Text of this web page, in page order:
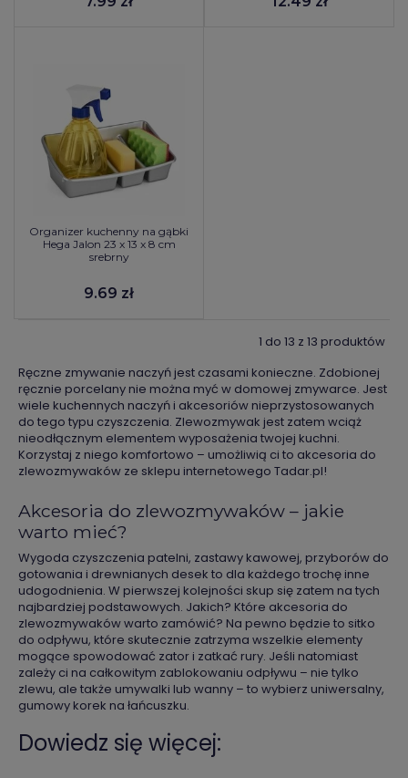
Organizer kuchenny na gąbki
Hega Jalon 23 x 13 x 8 cm
srebrny
9.69 zł
1 do 13 z 13 produktów
Ręczne zmywanie naczyń jest czasami konieczne. Zdobionej
ręcznie porcelany nie można myć w domowej zmywarce. Jest
wiele kuchennych naczyń i akcesoriów nieprzystosowanych
do tego typu czyszczenia. Zlewozmywak jest zatem wciąż
nieodłącznym elementem wyposażenia twojej kuchni.
Korzystaj z niego komfortowo – umożliwią ci to akcesoria do
zlewozmywaków ze sklepu internetowego Tadar.pl!
Akcesoria do zlewozmywaków – jakie
warto mieć?
Wygoda czyszczenia patelni, zastawy kawowej, przyborów do
gotowania i drewnianych desek to dla każdego trochę inne
udogodnienia. W pierwszej kolejności skup się zatem na tych
najbardziej podstawowych. Jakich? Które akcesoria do
zlewozmywaków warto zamówić? Na pewno będzie to sitko
do odpływu, które skutecznie zatrzyma wszelkie elementy
mogące spowodować zator i zatkać rury. Jeśli natomiast
zależy ci na całkowitym zablokowaniu odpływu – nie tylko
zlewu, ale także umywalki lub wanny – to wybierz uniwersalny,
gumowy korek na łańcuszku.
Dowiedz się więcej: